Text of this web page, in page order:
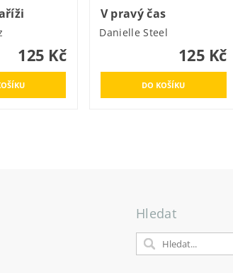
125 Kč
V pravý čas
Danielle Steel
125 Kč
Hledat